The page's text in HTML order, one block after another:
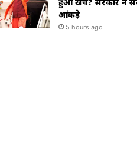
आंकड़े
5 hours ago